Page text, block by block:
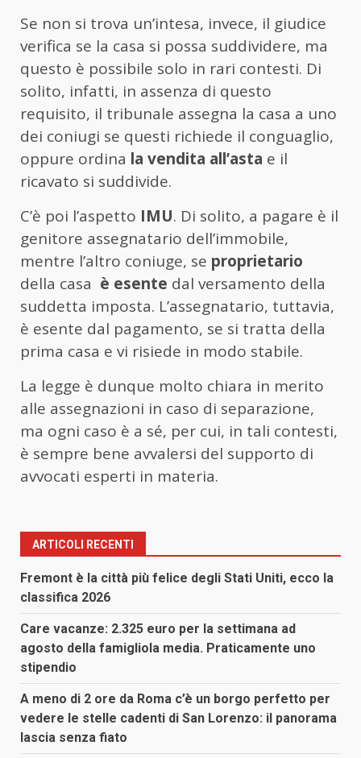
Se non si trova un’intesa, invece, il giudice
verifica se la casa si possa suddividere, ma
questo è possibile solo in rari contesti. Di
solito, infatti, in assenza di questo
requisito, il tribunale assegna la casa a uno
dei coniugi se questi richiede il conguaglio,
oppure ordina la vendita all’asta e il
ricavato si suddivide.
C’è poi l’aspetto IMU. Di solito, a pagare è il
genitore assegnatario dell’immobile,
mentre l’altro coniuge, se proprietario
della casa è esente dal versamento della
suddetta imposta. L’assegnatario, tuttavia,
è esente dal pagamento, se si tratta della
prima casa e vi risiede in modo stabile.
La legge è dunque molto chiara in merito
alle assegnazioni in caso di separazione,
ma ogni caso è a sé, per cui, in tali contesti,
è sempre bene avvalersi del supporto di
avvocati esperti in materia.
ARTICOLI RECENTI
Fremont è la città più felice degli Stati Uniti, ecco la
classifica 2026
Care vacanze: 2.325 euro per la settimana ad
agosto della famigliola media. Praticamente uno
stipendio
A meno di 2 ore da Roma c’è un borgo perfetto per
vedere le stelle cadenti di San Lorenzo: il panorama
lascia senza fiato